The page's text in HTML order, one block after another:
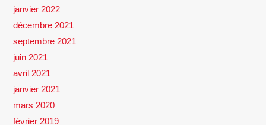
janvier 2022
décembre 2021
septembre 2021
juin 2021
avril 2021
janvier 2021
mars 2020
février 2019